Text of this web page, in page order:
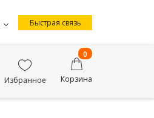
Быстрая связь
Избранное
0
Корзина